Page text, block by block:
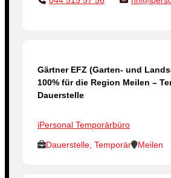
Gärtner EFZ (Garten- und
100% für die Region Meilen –
Dauerstelle
iPersonal Temporärbüro
Dauerstelle, Temporär Meilen